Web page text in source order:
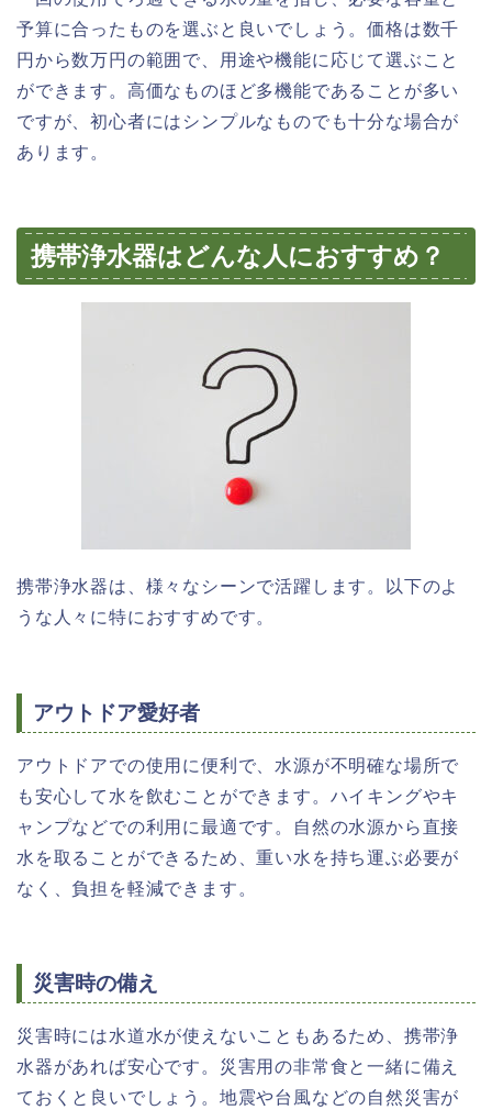
予算に合ったものを選ぶと良いでしょう。価格は数千
円から数万円の範囲で、用途や機能に応じて選ぶこと
ができます。高価なものほど多機能であることが多い
ですが、初心者にはシンプルなものでも十分な場合が
あります。
携帯浄水器はどんな人におすすめ？
携帯浄水器は、様々なシーンで活躍します。以下のよ
うな人々に特におすすめです。
アウトドア愛好者
アウトドアでの使用に便利で、水源が不明確な場所で
も安心して水を飲むことができます。ハイキングやキ
ャンプなどでの利用に最適です。自然の水源から直接
水を取ることができるため、重い水を持ち運ぶ必要が
なく、負担を軽減できます。
災害時の備え
災害時には水道水が使えないこともあるため、携帯浄
水器があれば安心です。災害用の非常食と一緒に備え
ておくと良いでしょう。地震や台風などの自然災害が